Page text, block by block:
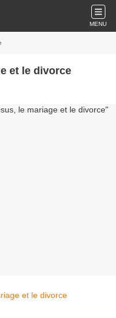
MENU
et le divorce